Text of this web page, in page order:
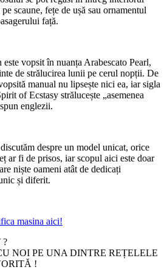
scaune, fețe de ușă sau ornamentul
față.
vopsit în nuanța Arabescato Pearl,
de strălucirea lunii pe cerul nopții. De
manual nu lipsește nici ea, iar sigla
of Ecstasy strălucește „asemenea
englezii.
despre un model unicat, orice
ar fi de prisos, iar scopul aici este doar
niște oameni atât de dedicați
și diferit.
?
NOI PE UNA DINTRE REȚELELE
!